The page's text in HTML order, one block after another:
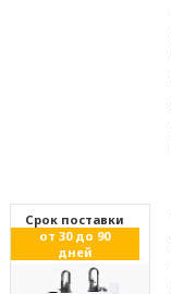
Cрок поставки
от 30 до 90
дней